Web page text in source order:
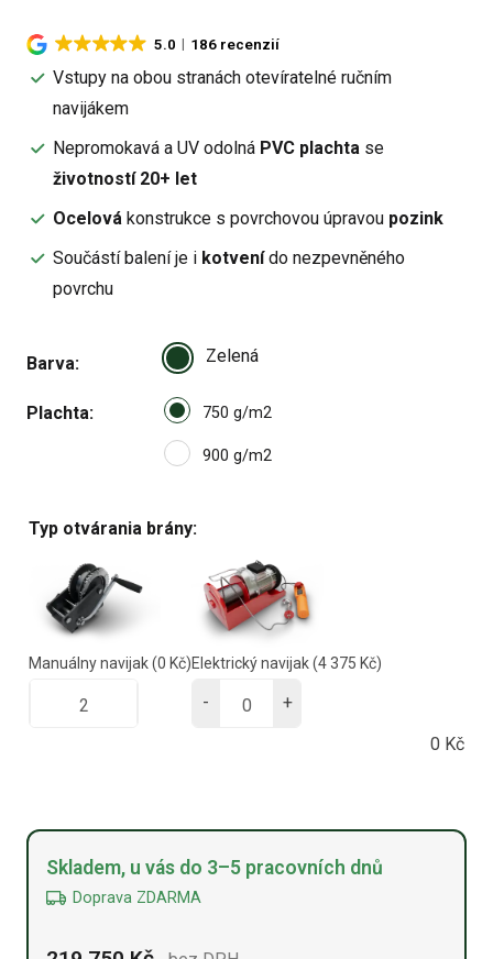
5.0 186 recenzií
Vstupy na obou stranách otevíratelné ručním
navijákem
Nepromokavá a UV odolná PVC plachta se
životností 20+ let
Ocelová konstrukce s povrchovou úpravou pozink
Součástí balení je i kotvenído nezpevněného
povrchu
Barva Zelená
Plachta Select pa_plachta
750 g/m2
900 g/m2
Typ otvárania brány:
Manuálny navijak(0 Kč)Elektrický navijak(4 375 Kč)
-
+
0 Kč
Alternative:
Skladem, u vás do 3–5 pracovních dnů
Doprava ZDARMA